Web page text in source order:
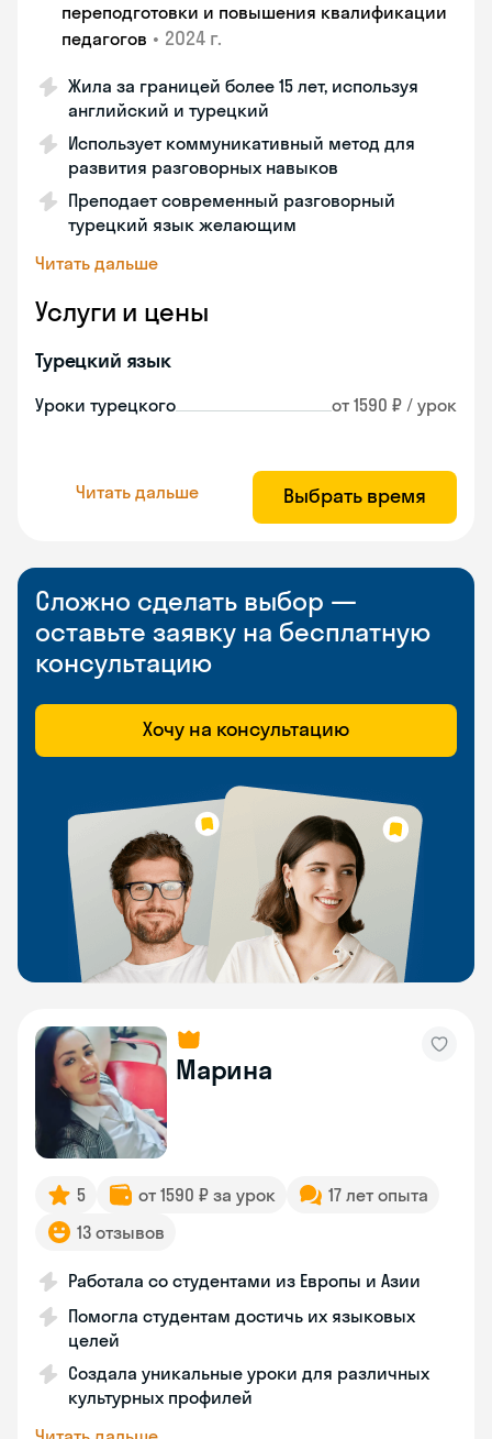
переподготовки и повышения квалификации
педагогов • 2024 г.
Жила за границей более 15 лет, используя
английский и турецкий
Использует коммуникативный метод для
развития разговорных навыков
Преподает современный разговорный
турецкий язык желающим
Читать дальше
Услуги и цены
Турецкий язык
Уроки турецкого от 1590 ₽ / урок
Читать дальше Выбрать время
Сложно сделать выбор —
оставьте заявку на бесплатную
консультацию
Хочу на консультацию
Марина
5 от 1590 ₽ за урок
17 лет опыта
13 отзывов
Работала со студентами из Европы и Азии
Помогла студентам достичь их языковых
целей
Создала уникальные уроки для различных
культурных профилей